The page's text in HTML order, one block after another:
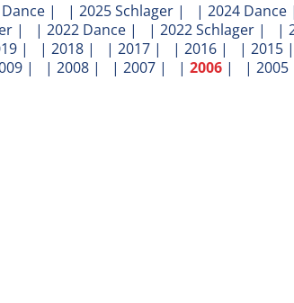
| | 2025 Schlager | | 2024 Dance
| | 2022 Dance | | 2022 Schlager | |
| | 2018 | | 2017 | | 2016 | | 2015
| | 2008 | | 2007 | | 2006 | | 2005